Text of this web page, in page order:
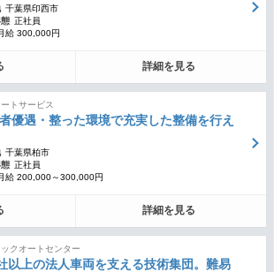
千葉県印西市
正社員
給 300,000円
詳細を見る
トサービス
優遇・整った環境で充実した整備を行え
千葉県柏市
正社員
給 200,000～300,000円
詳細を見る
ックオートセンター
以上の法人車両を支える技術集団。難易